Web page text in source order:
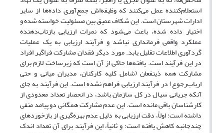
استعلام‌کننده عمل می‌کنند که وظیفه‌اش جمع‌آوری داده‌ها از سایر
ادارات شهرستان است. این شکاف عمیق بین مسئولیت خواسته شده و
اختیار داده شده، باعث می‌شود که نمرات ارزیابی بازتاب‌دهنده
عملکرد واقعی فرمانداری نباشد و فرآیند ارزیابی به یک عملیات
گردآوری اطلاعات تقلیل یابد. مورد دیگر فقدان مشارکت فراگیر افراد
در این فرآیند است. یافته‌ها حاکی از آن است که زیرساخت لازم برای
مشارکت همه ذینفعان (شامل کلیه کارکنان، مدیران میانی و حتی
ارباب‌رجوع) در فرآیند ارزیابی فراهم نشده است. این فرآیند به جای
آنکه جریانی سیال در کل سازمان باشد، در انحصار تعداد معدودی از
کارشناسان باقی مانده است. این عدم مشارکت همگانی دو پیامد منفی
داشته است: اولاً، دقت ارزیابی به دلیل عدم بهره‌گیری از بازخوردهای
چندجانبه کاهش یافته است؛ و ثانیاً، این فرآیند برای آن تعداد اندک